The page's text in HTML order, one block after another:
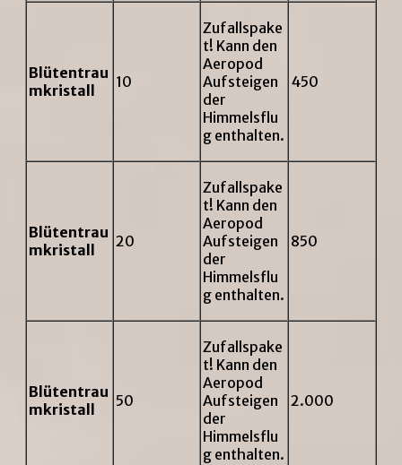
Blütentrau
mkristall
10
Zufallspake
t! Kann den
Aeropod
Aufsteigen
der
Himmelsflu
g enthalten.
450
Blütentrau
mkristall
20
Zufallspake
t! Kann den
Aeropod
Aufsteigen
der
Himmelsflu
g enthalten.
850
Blütentrau
mkristall
50
Zufallspake
t! Kann den
Aeropod
Aufsteigen
der
Himmelsflu
g enthalten.
2.000